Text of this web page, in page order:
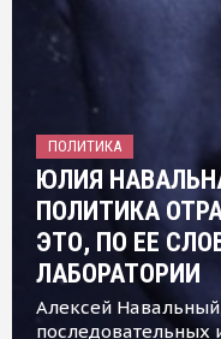
ПОЛИТИКА
ЮЛИЯ
ПОЛИТИКА
ЭТО, ПО ЕЕ
ЛАБОРАТОРИИ
Алексей
последовательных